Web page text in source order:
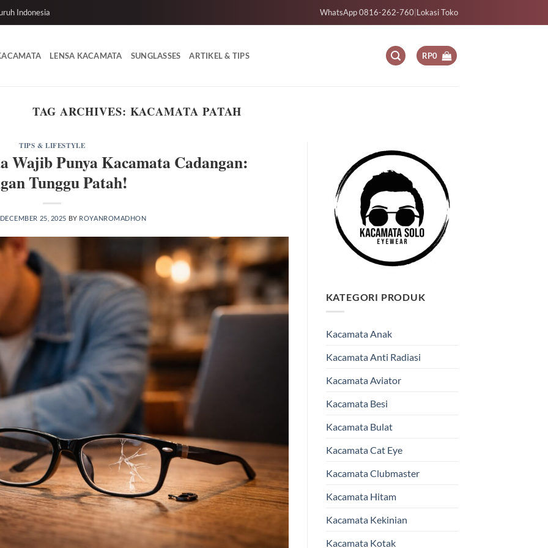
Indonesia WhatsApp 0816-262-760 Lokasi Toko
LENSA KACAMATA SUNGLASSES ARTIKEL & TIPS RP0
TAG ARCHIVES: KACAMATA PATAH
TIPS & LIFESTYLE
Wajib Punya Kacamata Cadangan:
Tunggu Patah!
DECEMBER 25, 2025 BY ROYANROMADHON
KATEGORI PRODUK
Kacamata Anak
Kacamata Anti Radiasi
Kacamata Aviator
Kacamata Besi
Kacamata Bulat
Kacamata Cat Eye
Kacamata Clubmaster
Kacamata Hitam
Kacamata Kekinian
Kacamata Kotak